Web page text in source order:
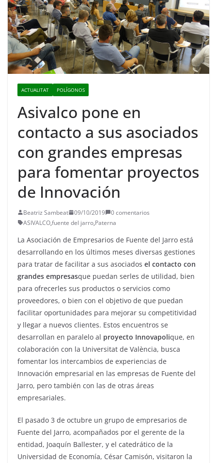
ACTUALITAT POLÍGONOS
Asivalco pone en
contacto a sus asociados
con grandes empresas
para fomentar proyectos
de Innovación
Beatriz Sambeat 09/10/2019
0 comentarios
ASIVALCO,fuente del jarro,Paterna
La Asociación de Empresarios de Fuente del Jarro está
desarrollando en los últimos meses diversas gestiones
para tratar de facilitar a sus asociados el contacto con
grandes empresasque puedan serles de utilidad, bien
para ofrecerles sus productos o servicios como
proveedores, o bien con el objetivo de que puedan
facilitar oportunidades para mejorar su competitividad
y llegar a nuevos clientes. Estos encuentros se
desarrollan en paralelo al proyecto Innovapolique, en
colaboración con la Universitat de València, busca
fomentar los intercambios de experiencias de
Innovación empresarial en las empresas de Fuente del
Jarro, pero también con las de otras áreas
empresariales.
El pasado 3 de octubre un grupo de empresarios de
Fuente del Jarro, acompañados por el gerente de la
entidad, Joaquín Ballester, y el catedrático de la
Universidad de Economía, César Camisón, visitaron la